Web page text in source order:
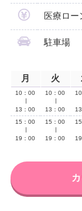
医療ロー
駐車場
月 火
10：00
13：00
10：00
13：00
15：00
19：00
15：00
19：00